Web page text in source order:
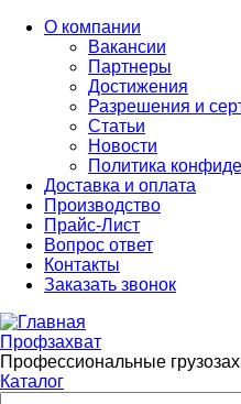
Перейти
основному
содержанию
О компании
Вакансии
Партнеры
Достижения
Разрешения и
Статьи
Новости
Политика
Доставка и оплата
Производство
Прайс-Лист
Вопрос ответ
Контакты
Заказать звонок
Профзахват
Профессиональные
Каталог